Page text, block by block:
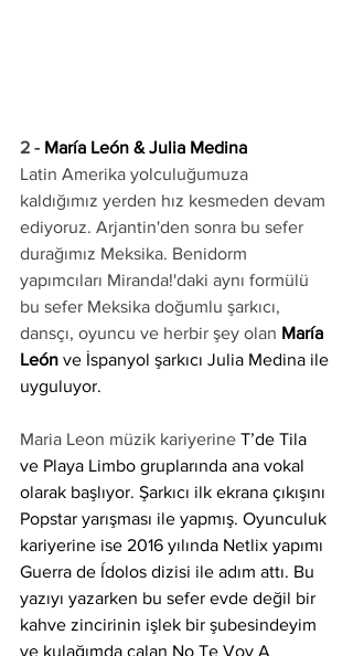
2 - María León & Julia Medina
Latin Amerika yolculuğumuza
kaldığımız yerden hız kesmeden devam
ediyoruz. Arjantin'den sonra bu sefer
durağımız Meksika. Benidorm
yapımcıları Miranda!'daki aynı formülü
bu sefer Meksika doğumlu şarkıcı,
dansçı, oyuncu ve herbir şey olan María
León ve İspanyol şarkıcı Julia Medina ile
uyguluyor.
Maria Leon müzik kariyerine T’de Tila
ve Playa Limbo gruplarında ana vokal
olarak başlıyor. Şarkıcı ilk ekrana çıkışını
Popstar yarışması ile yapmış. Oyunculuk
kariyerine ise 2016 yılında Netlix yapımı
Guerra de Ídolos dizisi ile adım attı. Bu
yazıyı yazarken bu sefer evde değil bir
kahve zincirinin işlek bir şubesindeyim
ve kulağımda çalan No Te Voy A